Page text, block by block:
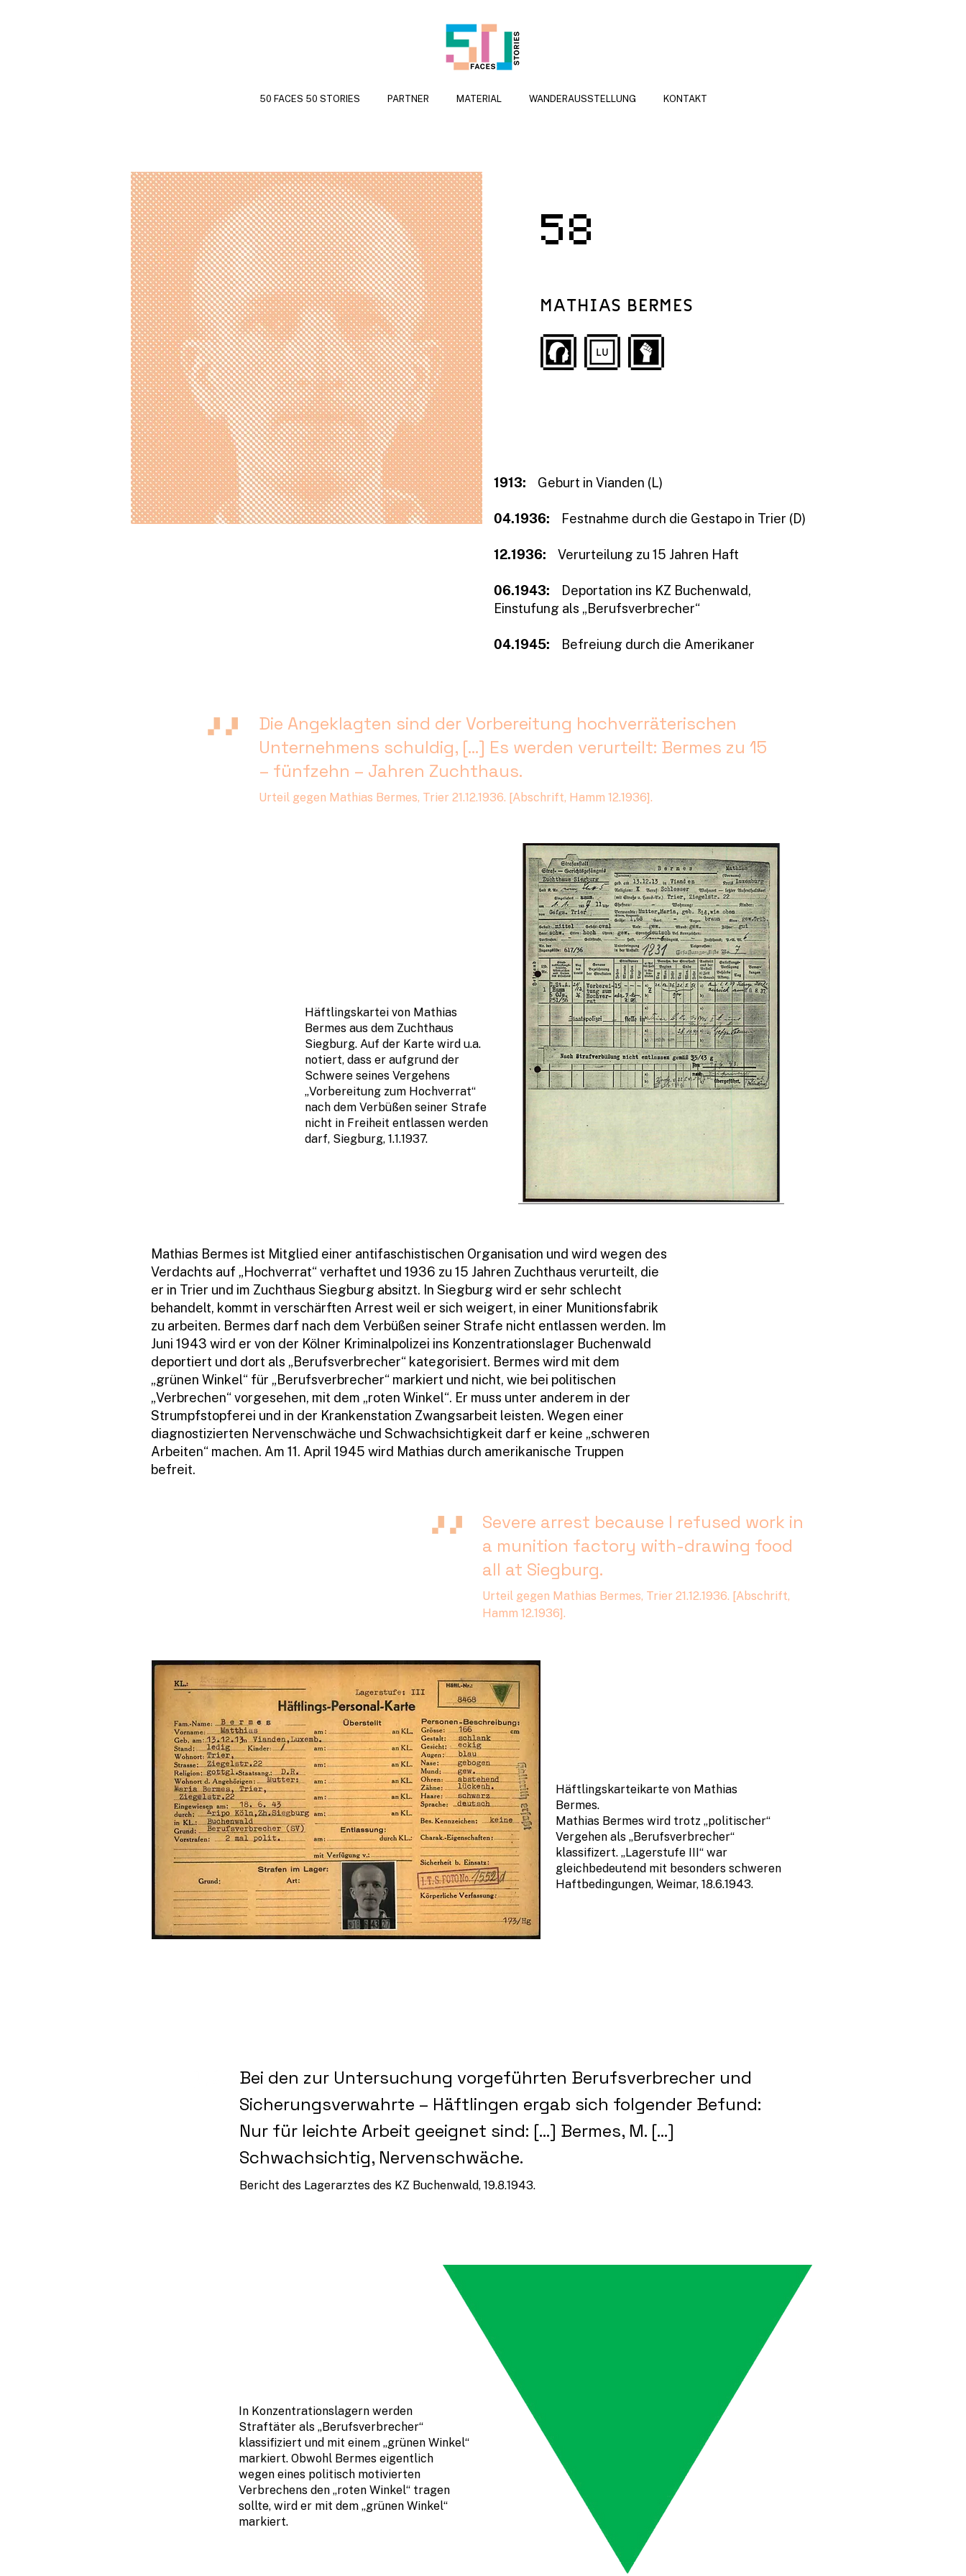
50 FACES 50 STORIES PARTNER MATERIAL WANDERAUSSTELLUNG KONTAKT
MATHIAS BERMES
1913: Geburt in Vianden (L)
04.1936: Festnahme durch die Gestapo in Trier (D)
12.1936: Verurteilung zu 15 Jahren Haft
06.1943:
Deportation ins KZ Buchenwald,
Einstufung als „Berufsverbrecher“
04.1945: Befreiung durch die Amerikaner
58
Die Angeklagten sind der Vorbereitung hochverräterischen
Unternehmens schuldig, [...] Es werden verurteilt: Bermes zu 15
– fünfzehn – Jahren Zuchthaus.
Urteil gegen Mathias Bermes, Trier 21.12.1936. [Abschrift, Hamm 12.1936].
Häftlingskartei von Mathias
Bermes aus dem Zuchthaus
Siegburg. Auf der Karte wird u.a.
notiert, dass er aufgrund der
Schwere seines Vergehens
„Vorbereitung zum Hochverrat“
nach dem Verbüßen seiner Strafe
nicht in Freiheit entlassen werden
darf, Siegburg, 1.1.1937.
Mathias Bermes ist Mitglied einer antifaschistischen Organisation und wird wegen des
Verdachts auf „Hochverrat“ verhaftet und 1936 zu 15 Jahren Zuchthaus verurteilt, die
er in Trier und im Zuchthaus Siegburg absitzt. In Siegburg wird er sehr schlecht
behandelt, kommt in verschärften Arrest weil er sich weigert, in einer Munitionsfabrik
zu arbeiten. Bermes darf nach dem Verbüßen seiner Strafe nicht entlassen werden. Im
Juni 1943 wird er von der Kölner Kriminalpolizei ins Konzentrationslager Buchenwald
deportiert und dort als „Berufsverbrecher“ kategorisiert. Bermes wird mit dem
„grünen Winkel“ für „Berufsverbrecher“ markiert und nicht, wie bei politischen
„Verbrechen“ vorgesehen, mit dem „roten Winkel“. Er muss unter anderem in der
Strumpfstopferei und in der Krankenstation Zwangsarbeit leisten. Wegen einer
diagnostizierten Nervenschwäche und Schwachsichtigkeit darf er keine „schweren
Arbeiten“ machen. Am 11. April 1945 wird Mathias durch amerikanische Truppen
befreit.
Severe arrest because I refused work in
a munition factory with-drawing food
all at Siegburg.
Urteil gegen Mathias Bermes, Trier 21.12.1936. [Abschrift,
Hamm 12.1936].
Häftlingskarteikarte von Mathias
Bermes.
Mathias Bermes wird trotz „politischer“
Vergehen als „Berufsverbrecher“
klassifizert. „Lagerstufe III“ war
gleichbedeutend mit besonders schweren
Haftbedingungen, Weimar, 18.6.1943.
Bei den zur Untersuchung vorgeführten Berufsverbrecher und
Sicherungsverwahrte – Häftlingen ergab sich folgender Befund:
Nur für leichte Arbeit geeignet sind: [...] Bermes, M. [...]
Schwachsichtig, Nervenschwäche.
Bericht des Lagerarztes des KZ Buchenwald, 19.8.1943.
In Konzentrationslagern werden
Straftäter als „Berufsverbrecher“
klassifiziert und mit einem „grünen Winkel“
markiert. Obwohl Bermes eigentlich
wegen eines politisch motivierten
Verbrechens den „roten Winkel“ tragen
sollte, wird er mit dem „grünen Winkel“
markiert.